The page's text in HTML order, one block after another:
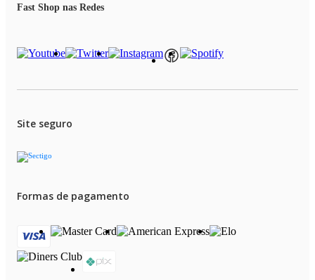
Fast Shop nas Redes
Site seguro
Formas de pagamento